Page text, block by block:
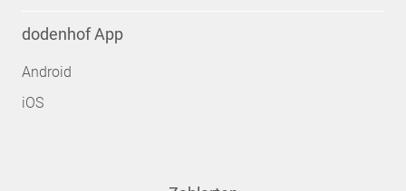
dodenhof App
Android
iOS